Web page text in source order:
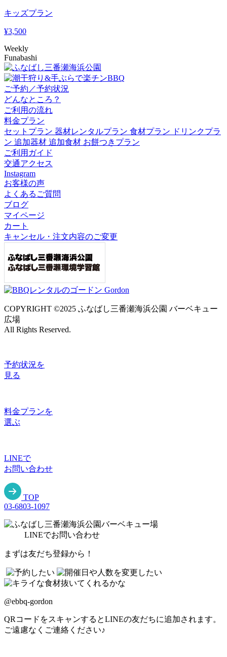
キッズプラン
¥3,500
Weekly
Funabashi
ご予約／予約状況
どんなところ？
ご利用の流れ
料金プラン
セットプラン 器材レンタルプラン 食材プラン ドリンクプラ
ン 追加器材 追加食材 お餅つきプラン
ご利用ガイド
交通アクセス
Instagram
お客様の声
よくあるご質問
ブログ
マイページ
カート
キャンセル・注文内容のご変更
COPYRIGHT ©2025 ふなばし三番瀬海浜公園 バーベキュー
広場
All Rights Reserved.
予約状況を
見る
料金プランを
選ぶ
LINEで
お問い合わせ
TOP
03-6803-1097
LINEでお問い合わせ
まずは友だち登録から！
@ebbq-gordon
QRコードをスキャンするとLINEの友だちに追加されます。
ご遠慮なくご連絡ください♪